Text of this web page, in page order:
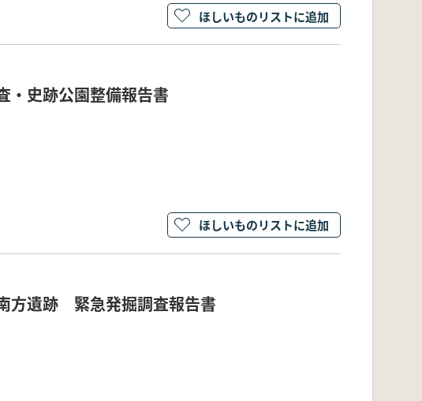
ほしいものリストに追加
史跡公園整備報告書
ほしいものリストに追加
遺跡 緊急発掘調査報告書